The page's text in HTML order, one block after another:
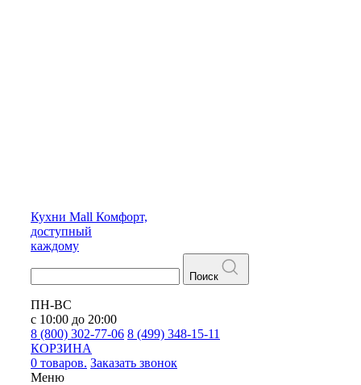
Кухни Mall Комфорт,
доступный
каждому
Поиск
ПН-ВС
с 10:00 до 20:00
8 (800) 302-77-06 8 (499) 348-15-11
КОРЗИНА
0 товаров. Заказать звонок
Меню